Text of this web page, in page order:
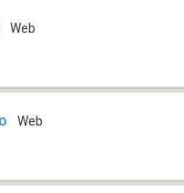
Web
Web